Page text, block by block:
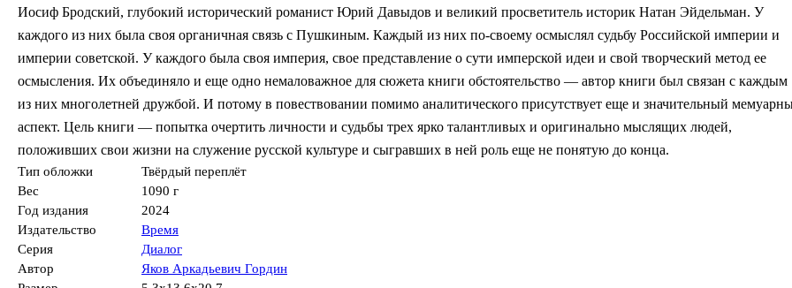
Иосиф Бродский, глубокий исторический романист Юрий Давыдов и великий просветитель историк Натан Эйдельман. У
каждого из них была своя органичная связь с Пушкиным. Каждый из них по-своему осмыслял судьбу Российской империи и
империи советской. У каждого была своя империя, свое представление о сути имперской идеи и свой творческий метод ее
осмысления. Их объединяло и еще одно немаловажное для сюжета книги обстоятельство — автор книги был связан с каждым
из них многолетней дружбой. И потому в повествовании помимо аналитического присутствует еще и значительный
аспект. Цель книги — попытка очертить личности и судьбы трех ярко талантливых и оригинально мыслящих людей,
положивших свои жизни на служение русской культуре и сыгравших в ней роль еще не понятую до конца.
Тип обложки
Твёрдый переплёт
Вес
1090 г
Год издания
2024
Издательство
Время
Серия
Диалог
Автор
Яков Аркадьевич Гордин